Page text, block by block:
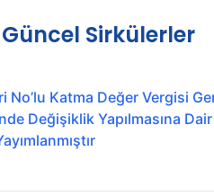
Sirkülerler
Katma Değer Vergisi
Değişiklik Yapılmasına